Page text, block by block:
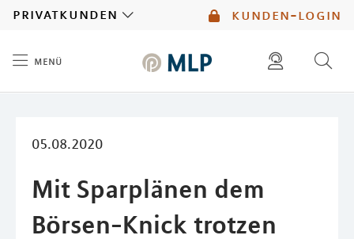
kunden-login
privatkunden
menü
05.08.2020
Mit Sparplänen dem
Börsen-Knick trotzen